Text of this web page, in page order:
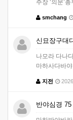
주장 ‘의문’
smchang
신묘장구대
나모라 다나
마하사다바
지전
반야심경 75